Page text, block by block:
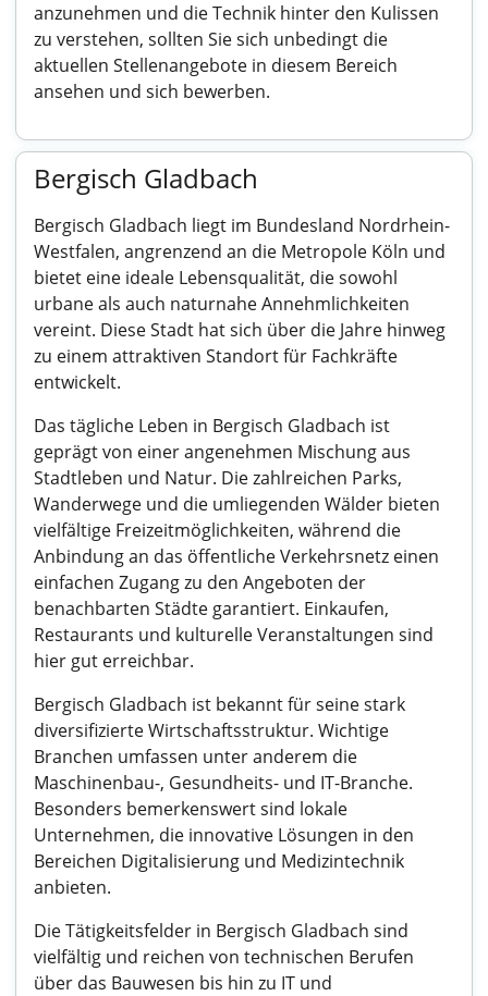
anzunehmen und die Technik hinter den Kulissen
zu verstehen, sollten Sie sich unbedingt die
aktuellen Stellenangebote in diesem Bereich
ansehen und sich bewerben.
Bergisch Gladbach
Bergisch Gladbach liegt im Bundesland Nordrhein-
Westfalen, angrenzend an die Metropole Köln und
bietet eine ideale Lebensqualität, die sowohl
urbane als auch naturnahe Annehmlichkeiten
vereint. Diese Stadt hat sich über die Jahre hinweg
zu einem attraktiven Standort für Fachkräfte
entwickelt.
Das tägliche Leben in Bergisch Gladbach ist
geprägt von einer angenehmen Mischung aus
Stadtleben und Natur. Die zahlreichen Parks,
Wanderwege und die umliegenden Wälder bieten
vielfältige Freizeitmöglichkeiten, während die
Anbindung an das öffentliche Verkehrsnetz einen
einfachen Zugang zu den Angeboten der
benachbarten Städte garantiert. Einkaufen,
Restaurants und kulturelle Veranstaltungen sind
hier gut erreichbar.
Bergisch Gladbach ist bekannt für seine stark
diversifizierte Wirtschaftsstruktur. Wichtige
Branchen umfassen unter anderem die
Maschinenbau-, Gesundheits- und IT-Branche.
Besonders bemerkenswert sind lokale
Unternehmen, die innovative Lösungen in den
Bereichen Digitalisierung und Medizintechnik
anbieten.
Die Tätigkeitsfelder in Bergisch Gladbach sind
vielfältig und reichen von technischen Berufen
über das Bauwesen bis hin zu IT und